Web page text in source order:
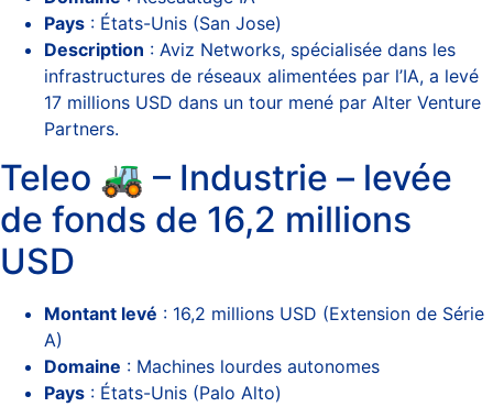
Pays : États-Unis (San Jose)
Description : Aviz Networks, spécialisée dans les
infrastructures de réseaux alimentées par l’IA, a levé
17 millions USD dans un tour mené par Alter Venture
Partners.
Teleo 🚜 – Industrie – levée
de fonds de 16,2 millions
USD
Montant levé : 16,2 millions USD (Extension de Série
A)
Domaine : Machines lourdes autonomes
Pays : États-Unis (Palo Alto)